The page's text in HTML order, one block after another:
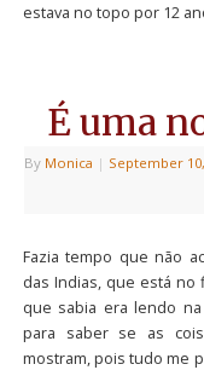
estava no topo por 12
É uma
By Monica | September
Fazia tempo que não
das Indias, que está no
que sabia era lendo
para saber se as
mostram, pois tudo me